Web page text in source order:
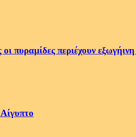
πυραμίδες περιέχουν εξωγήινη